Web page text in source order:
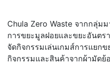
Chula Zero Waste จากกลุ่ม
การขยะมูลฝอยและขยะอันตร
จัดกิจกรรมเล่นเกมส์การแยก
กิจกรรมและสินค้าจากผ้ามัดย้